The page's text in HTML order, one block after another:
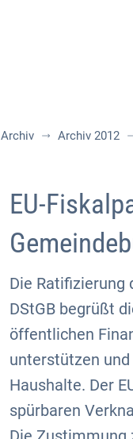
Archiv Archiv 2012
EU-
Die Ratifizierung
DStGB begrüßt
öffentlichen
unterstützen
Haushalte. Der
spürbaren